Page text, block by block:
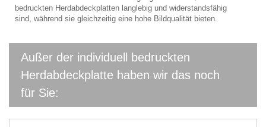
bedruckten Herdabdeckplatten langlebig und widerstandsfähig
sind, während sie gleichzeitig eine hohe Bildqualität bieten.
Außer der individuell bedruckten
Herdabdeckplatte haben wir das noch
für Sie: